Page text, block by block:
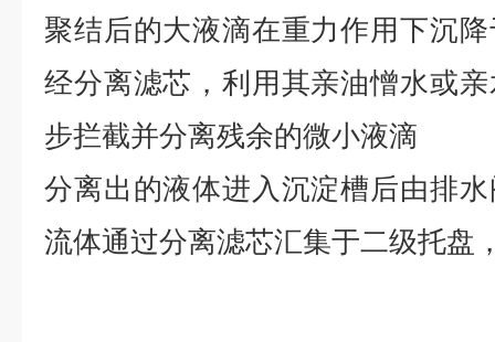
聚结后的大液滴在重力作用下沉
经分离滤芯，利用其亲油憎水或
步拦截并分离残余的微小液滴
分离出的液体进入沉淀槽后由排
流体通过分离滤芯汇集于二级托盘